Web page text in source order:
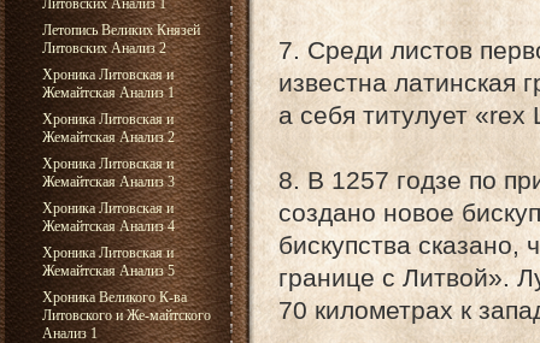
Литовских Анализ 1
Летопись Великих Князей
Литовских Анализ 2
Хроника Литовская и
Жемайтская Анализ 1
Хроника Литовская и
Жемайтская Анализ 2
Хроника Литовская и
Жемайтская Анализ 3
Хроника Литовская и
Жемайтская Анализ 4
Хроника Литовская и
Жемайтская Анализ 5
Хроника Великого К-ва
Литовского и Же-майтского
Анализ 1
7. Среди листов
известна латинская
а себя титулует
8. В 1257 годзе по
создано новое
бискупства
границе с Литвой».
70 километрах к